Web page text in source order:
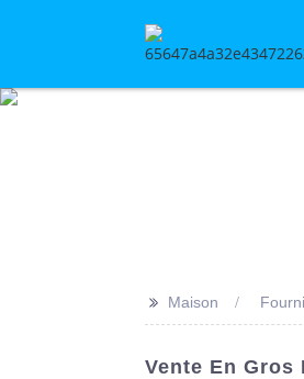
>> Maison
Vente En Gros